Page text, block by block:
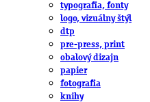
typografia, fonty
logo, vizuálny štýl
dtp
pre-press, print
obalový dizajn
papier
fotografia
knihy